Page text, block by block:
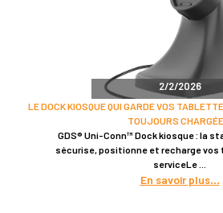
2/2/2026
LE DOCK KIOSQUE QUI GARDE VOS
TOUJOURS
GDS® Uni-Conn™ Dock kiosque : la
sécurise, positionne et recharge
serviceLe
En savoir plus